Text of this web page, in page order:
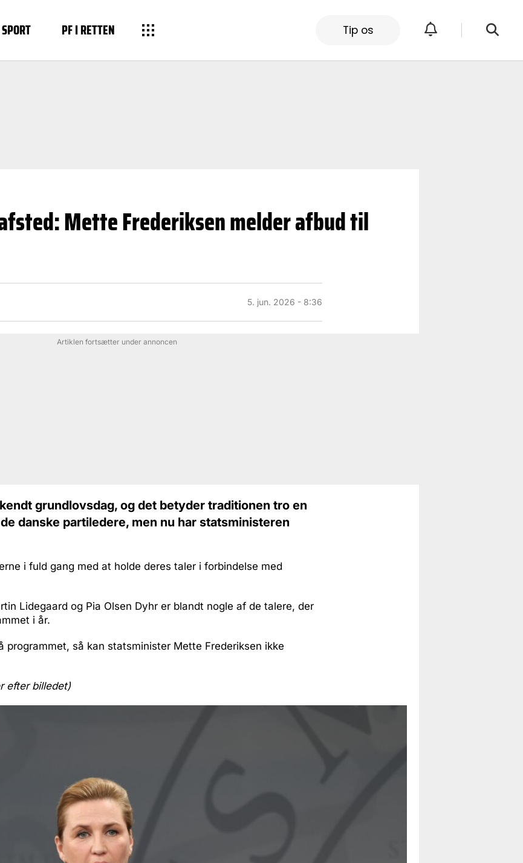
SPORT PF I RETTEN Tip os
Mette Frederiksen melder afbud til
5. jun. 2026 - 8:36
Artiklen fortsætter under annoncen
grundlovsdag, og det betyder traditionen tro en
danske partiledere, men nu har statsministeren
i fuld gang med at holde deres taler i forbindelse med
Lidegaard og Pia Olsen Dyhr er blandt nogle af de talere, der
i år.
programmet, så kan statsminister Mette Frederiksen ikke
efter billedet)